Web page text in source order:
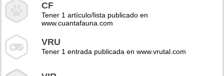
CF
Tener 1 artículo/lista publicado en
www.cuantafauna.com
VRU
Tener 1 entrada publicada en www.vrutal.com